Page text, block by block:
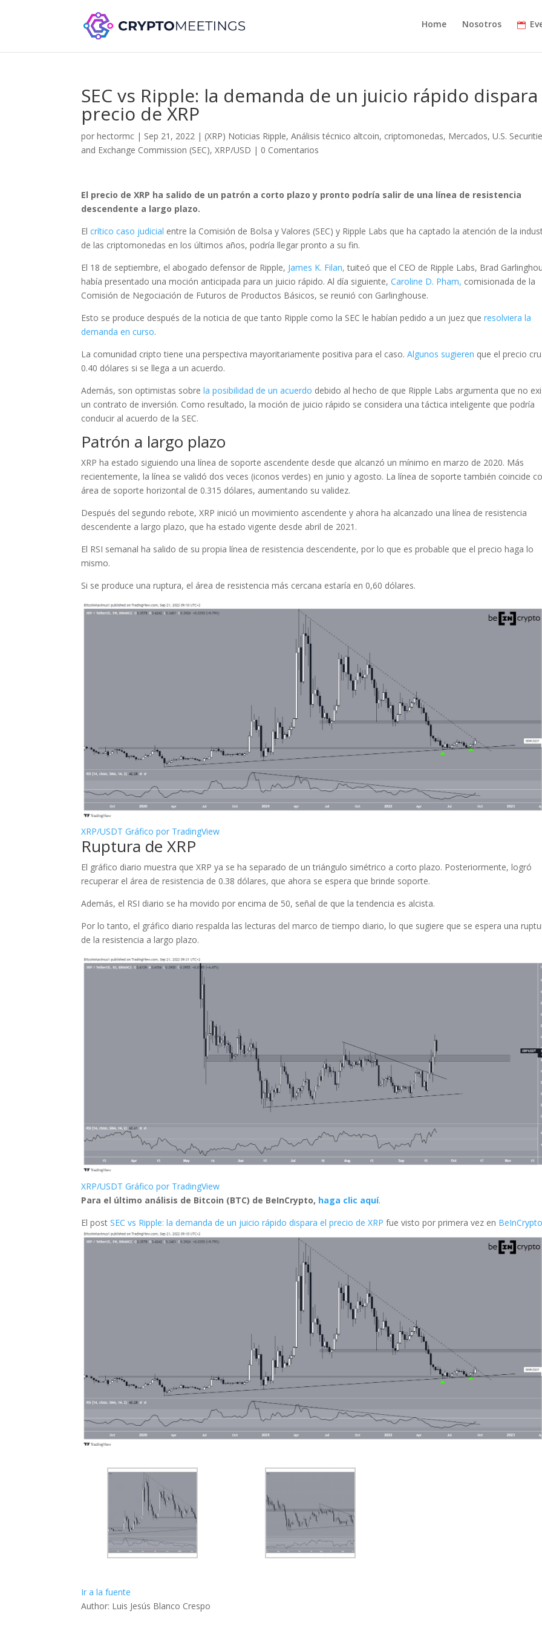
Home Nosotros
SEC vs Ripple: la demanda de un juicio rápido
precio de XRP
porhectormc | Sep 21, 2022 | (XRP) Noticias Ripple,Análisis técnico altcoin, criptomonedas, Mercados,U.S.
and Exchange Commission (SEC),XRP/USD | 0 Comentarios
El precio de XRP ha salido de un patrón a corto plazo y pronto podría salir de una línea de resistencia
descendente a largo plazo.
Elcrítico caso judicial entre la Comisión de Bolsa y Valores (SEC) y Ripple Labs que ha captado la atención de la
de las criptomonedas en los últimos años, podría llegar pronto a su fin.
El 18 de septiembre, el abogado defensor de Ripple, James K. Filan, tuiteó que el CEO de Ripple Labs, Brad
había presentado una moción anticipada para un juicio rápido. Al día siguiente,Caroline D. Pham, comisionada de la
Comisión de Negociación de Futuros de Productos Básicos, se reunió con Garlinghouse.
Esto se produce después de la noticia de que tanto Ripple como la SEC le habían pedido a un juez queresolviera la
demanda en curso.
La comunidad cripto tiene una perspectiva mayoritariamente positiva para el caso.Algunos sugieren que el precio
0.40 dólares si se llega a un acuerdo.
Además, son optimistas sobrela posibilidad de un acuerdo debido al hecho de que Ripple Labs argumenta que no
un contrato de inversión. Como resultado, la moción de juicio rápido se considera una táctica inteligente que podría
conducir al acuerdo de la SEC.
Patrón a largo plazo
XRP ha estado siguiendo una línea de soporte ascendente desde que alcanzó un mínimo en marzo de 2020. Más
recientemente, la línea se validó dos veces (iconos verdes) en junio y agosto. La línea de soporte también coincide
área de soporte horizontal de 0.315 dólares, aumentando su validez.
Después del segundo rebote, XRP inició un movimiento ascendente y ahora ha alcanzado una línea de resistencia
descendente a largo plazo, que ha estado vigente desde abril de 2021.
El RSI semanal ha salido de su propia línea de resistencia descendente, por lo que es probable que el precio haga lo
mismo.
Si se produce una ruptura, el área de resistencia más cercana estaría en 0,60 dólares.
XRP/USDT Gráfico por TradingView
Ruptura de XRP
El gráfico diario muestra que XRP ya se ha separado de un triángulo simétrico a corto plazo. Posteriormente, logró
recuperar el área de resistencia de 0.38 dólares, que ahora se espera que brinde soporte.
Además, el RSI diario se ha movido por encima de 50, señal de que la tendencia es alcista.
Por lo tanto, el gráfico diario respalda las lecturas del marco de tiempo diario, lo que sugiere que se espera una
de la resistencia a largo plazo.
XRP/USDT Gráfico por TradingView
Para el último análisis de Bitcoin (BTC) de BeInCrypto, haga clic aquí.
El postSEC vs Ripple: la demanda de un juicio rápido dispara el precio de XRP fue visto por primera vez en
Ir a la fuente
Author: Luis Jesús Blanco Crespo